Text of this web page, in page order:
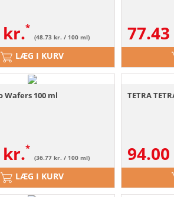
kr. (48.73 kr. / 100 ml)
LÆG I KURV
77.43
Wafers 100 ml
kr. (36.77 kr. / 100 ml)
LÆG I KURV
TETRA
94.00